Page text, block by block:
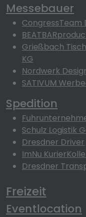
Messebauer
CongressTeam
Grießbach
KG
Nordwerk
SATIVUM
Spedition
Schulz Logistik
Dresdner Driver
ImNu
Dresdner
Freizeit
Eventlocation